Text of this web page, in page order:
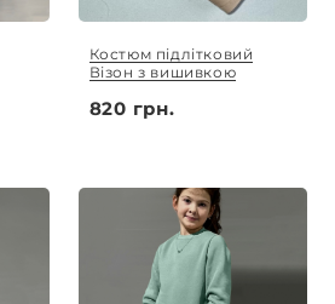
Костюм підлітковий
Візон з вишивкою
820 грн.